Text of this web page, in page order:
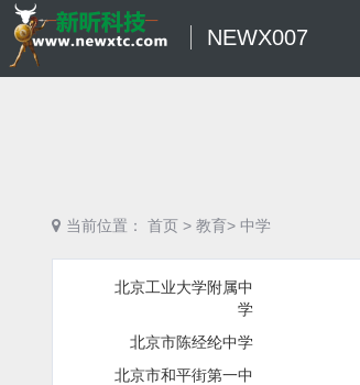
NEWX007
当前位置： 首页 > 教育> 中学
北京工业大学附属中
学
北京市陈经纶中学
北京市和平街第一中